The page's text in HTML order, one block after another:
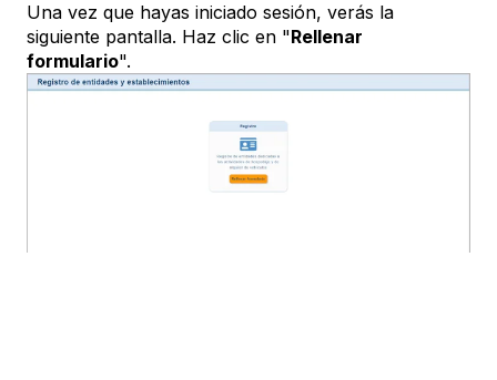
Una vez que hayas iniciado sesión, verás la
siguiente pantalla. Haz clic en "Rellenar
formulario".